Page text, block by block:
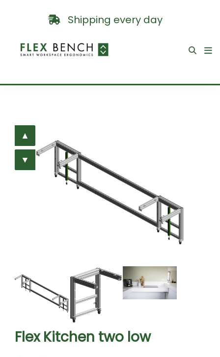
Shipping every day
▲
▼
▲
▼
Flex Kitchen two low